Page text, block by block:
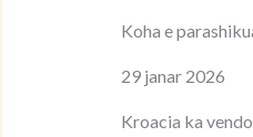
Koha e
29 janar 2026
Kroacia ka